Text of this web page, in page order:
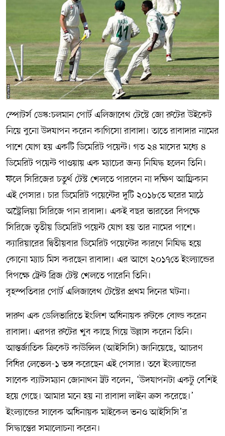
স্পোটর্স ডেস্ক:চলমান পোর্ট এলিজাবেথ টেস্টে জো রুটের উইকেট
নিয়ে বুনো উদযাপন করেন কাগিসো রাবাদা। তাতে রাবাদার নামের
পাশে যোগ হয় একটি ডিমেরিট পয়েন্ট। গত ২৪ মাসের মধ্যে ৪
ডিমেরিট পয়েন্ট পাওয়ায় এক ম্যাচের জন্য নিষিদ্ধ হলেন তিনি।
ফলে সিরিজের চতুর্থ টেস্ট খেলতে পারবেন না দক্ষিণ আফ্রিকান
এই পেসার। চার ডিমেরিট পয়েন্টের দুটি ২০১৮তে ঘরের মাঠে
অস্ট্রেলিয়া সিরিজে পান রাবাদা। একই বছর ভারতের বিপক্ষে
সিরিজে তৃতীয় ডিমেরিট পয়েন্ট যোগ হয় তার নামের পাশে।
ক্যারিয়ারের দ্বিতীয়বার ডিমেরিট পয়েন্টের কারণে নিষিদ্ধ হয়ে
কোনো ম্যাচ মিস করছেন রাবাদা। এর আগে ২০১৭তে ইংল্যান্ডের
বিপক্ষে ট্রেন্ট ব্রিজ টেস্ট খেলতে পারেনি তিনি।
বৃহস্পতিবার পোর্ট এলিজাবেথ টেস্টের প্রথম দিনের ঘটনা।
দারুণ এক ডেলিভারিতে ইংলিশ অধিনায়ক রুটকে বোল্ড করেন
রাবাদা। এরপর রুটের খুব কাছে গিয়ে উল্লাস করেন তিনি।
আন্তর্জাতিক ক্রিকেট কাউন্সিল (আইসিসি) জানিয়েছে, আচরণ
বিধির লেভেল-১ ভঙ্গ করেছেন এই পেসার। তবে ইংল্যান্ডের
সাবেক ব্যাটসম্যান জোনাথন ট্রট বলেন, ‘উদযাপনটা একটু বেশিই
হয়ে গেছে। আমার মনে হয় না রাবাদা লাইন ক্রস করেছে।’
ইংল্যান্ডের সাবেক অধিনায়ক মাইকেল ভনও আইসিসি’র
সিদ্ধান্তের সমালোচনা করেন।
সম্পাদকীয় কলাম
ABOUT US
DIAL SYLHET